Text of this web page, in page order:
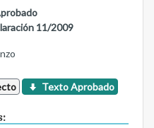
11/2009
Texto Aprobado